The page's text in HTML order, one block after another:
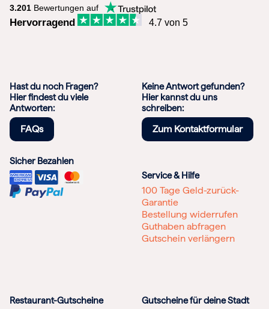
3.201 Bewertungen auf
Hervorragend 4.7 von 5
Hast du noch Fragen?
Hier findest du viele
Antworten:
FAQs
Keine Antwort gefunden?
Hier kannst du uns
schreiben:
Zum Kontaktformular
Sicher Bezahlen
Service & Hilfe
100 Tage Geld-zurück-
Garantie
Bestellung widerrufen
Guthaben abfragen
Gutschein verlängern
Restaurant-Gutscheine Gutscheine für deine Stadt